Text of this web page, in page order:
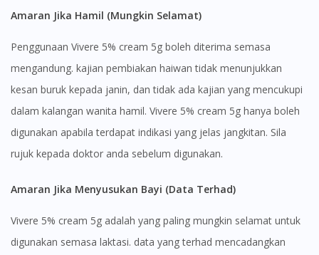
You seem to be shopping from Singapore
Amaran Jika Hamil (Mungkin Selamat)
Penggunaan Vivere 5% cream 5g boleh diterima semasa
mengandung. kajian pembiakan haiwan tidak menunjukkan
kesan buruk kepada janin, dan tidak ada kajian yang mencukupi
dalam kalangan wanita hamil. Vivere 5% cream 5g hanya boleh
digunakan apabila terdapat indikasi yang jelas jangkitan. Sila
rujuk kepada doktor anda sebelum digunakan.
Amaran Jika Menyusukan Bayi (Data Terhad)
Vivere 5% cream 5g adalah yang paling mungkin selamat untuk
digunakan semasa laktasi. data yang terhad mencadangkan